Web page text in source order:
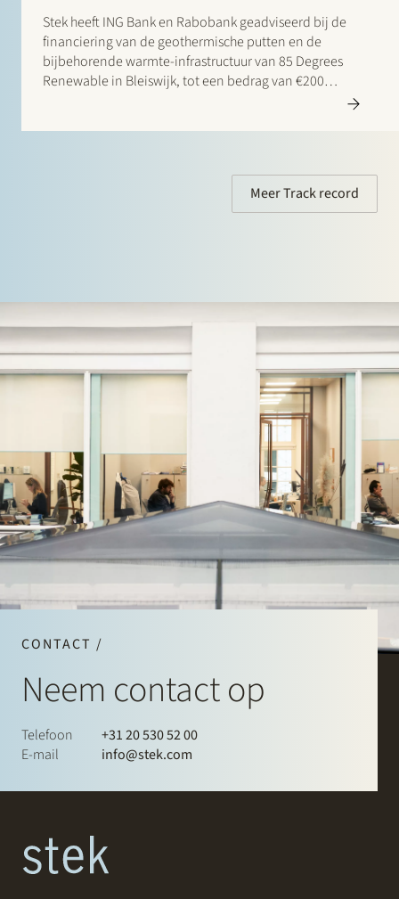
Stek heeft ING Bank en Rabobank geadviseerd bij de
financiering van de geothermische putten en de
bijbehorende warmte-infrastructuur van 85 Degrees
Renewable in Bleiswijk, tot een bedrag van €200
Meer Track record
CONTACT /
Neem contact op
Telefoon
+31 20 530 52 00
E-mail
info@stek.com